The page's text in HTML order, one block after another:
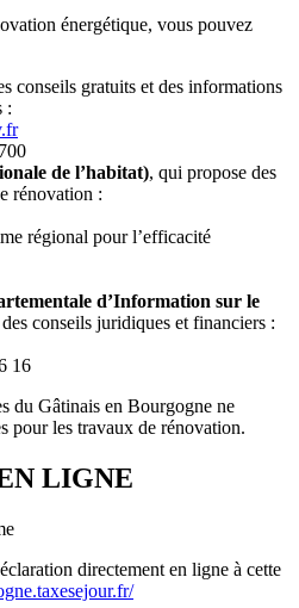
énergétique, vous pouvez
conseils gratuits et des informations
:
de l’habitat), qui propose des
rénovation :
régional pour l’efficacité
d’Information sur le
conseils juridiques et financiers :
16
du Gâtinais en Bourgogne ne
pour les travaux de rénovation.
LIGNE
directement en ligne à cette